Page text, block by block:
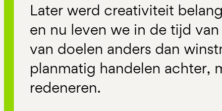
Later werd creativiteit
en nu leven we in de tijd
van doelen anders dan
planmatig handelen achter,
redeneren.